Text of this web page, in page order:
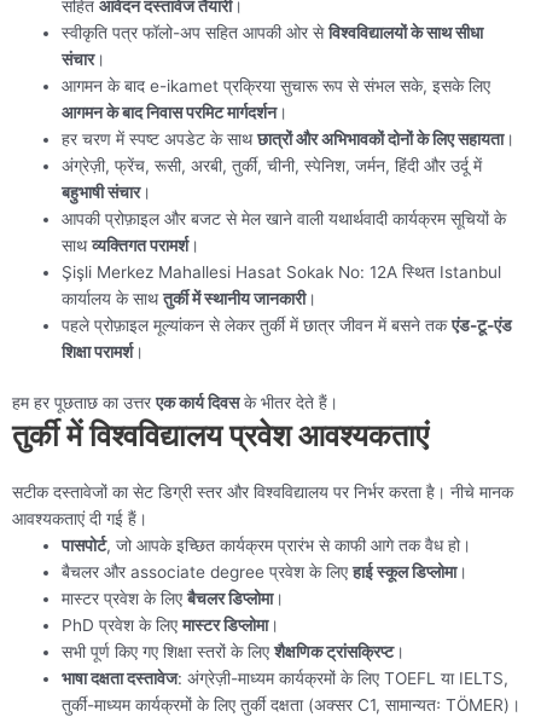
सहितआवेदन दस्तावेज तैयारी।
स्वीकृति पत्र फॉलो-अप सहित आपकी ओर सेविश्वविद्यालयों के साथ सीधा
संचार।
आगमन के बाद e-ikamet प्रक्रिया सुचारू रूप से संभल सके, इसके लिए
आगमन के बाद निवास परमिट मार्गदर्शन।
हर चरण में स्पष्ट अपडेट के साथछात्रों और अभिभावकों दोनों के लिए सहायता।
अंग्रेज़ी, फ्रेंच, रूसी, अरबी, तुर्की, चीनी, स्पेनिश, जर्मन, हिंदी और उर्दू में
बहुभाषी संचार।
आपकी प्रोफ़ाइल और बजट से मेल खाने वाली यथार्थवादी कार्यक्रम सूचियों के
साथव्यक्तिगत परामर्श।
Şişli Merkez Mahallesi Hasat Sokak No: 12A स्थित Istanbul
कार्यालय के साथतुर्की में स्थानीय जानकारी।
पहले प्रोफ़ाइल मूल्यांकन से लेकर तुर्की में छात्र जीवन में बसने तकएंड-टू-एंड
शिक्षा परामर्श।
हम हर पूछताछ का उत्तरएक कार्य दिवसके भीतर देते हैं।
तुर्की में विश्वविद्यालय प्रवेश आवश्यकताएं
सटीक दस्तावेजों का सेट डिग्री स्तर और विश्वविद्यालय पर निर्भर करता है। नीचे मानक
आवश्यकताएं दी गई हैं।
पासपोर्ट, जो आपके इच्छित कार्यक्रम प्रारंभ से काफी आगे तक वैध हो।
बैचलर और associate degree प्रवेश के लिएहाई स्कूल डिप्लोमा।
मास्टर प्रवेश के लिएबैचलर डिप्लोमा।
PhD प्रवेश के लिएमास्टर डिप्लोमा।
सभी पूर्ण किए गए शिक्षा स्तरों के लिएशैक्षणिक ट्रांसक्रिप्ट।
भाषा दक्षता दस्तावेज: अंग्रेज़ी-माध्यम कार्यक्रमों के लिए TOEFL या IELTS,
तुर्की-माध्यम कार्यक्रमों के लिए तुर्की दक्षता (अक्सर C1, सामान्यतः TÖMER)।